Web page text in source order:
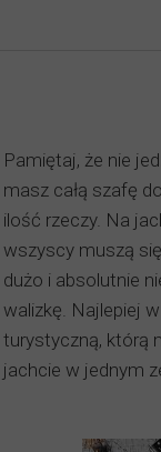
Pamiętaj, że nie
masz całą szafę
ilość rzeczy. Na
wszyscy muszą
dużo i absolutnie
walizkę. Najlepiej
turystyczną, którą
jachcie w jednym